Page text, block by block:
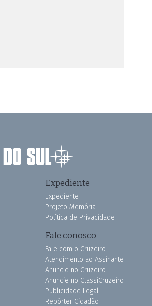
Expediente
Expediente
Projeto Memória
Política de Privacidade
Fale conosco
Fale com o Cruzeiro
Atendimento ao Assinante
Anuncie no Cruzeiro
Anuncie no ClassiCruzeiro
Publicidade Legal
Repórter Cidadão